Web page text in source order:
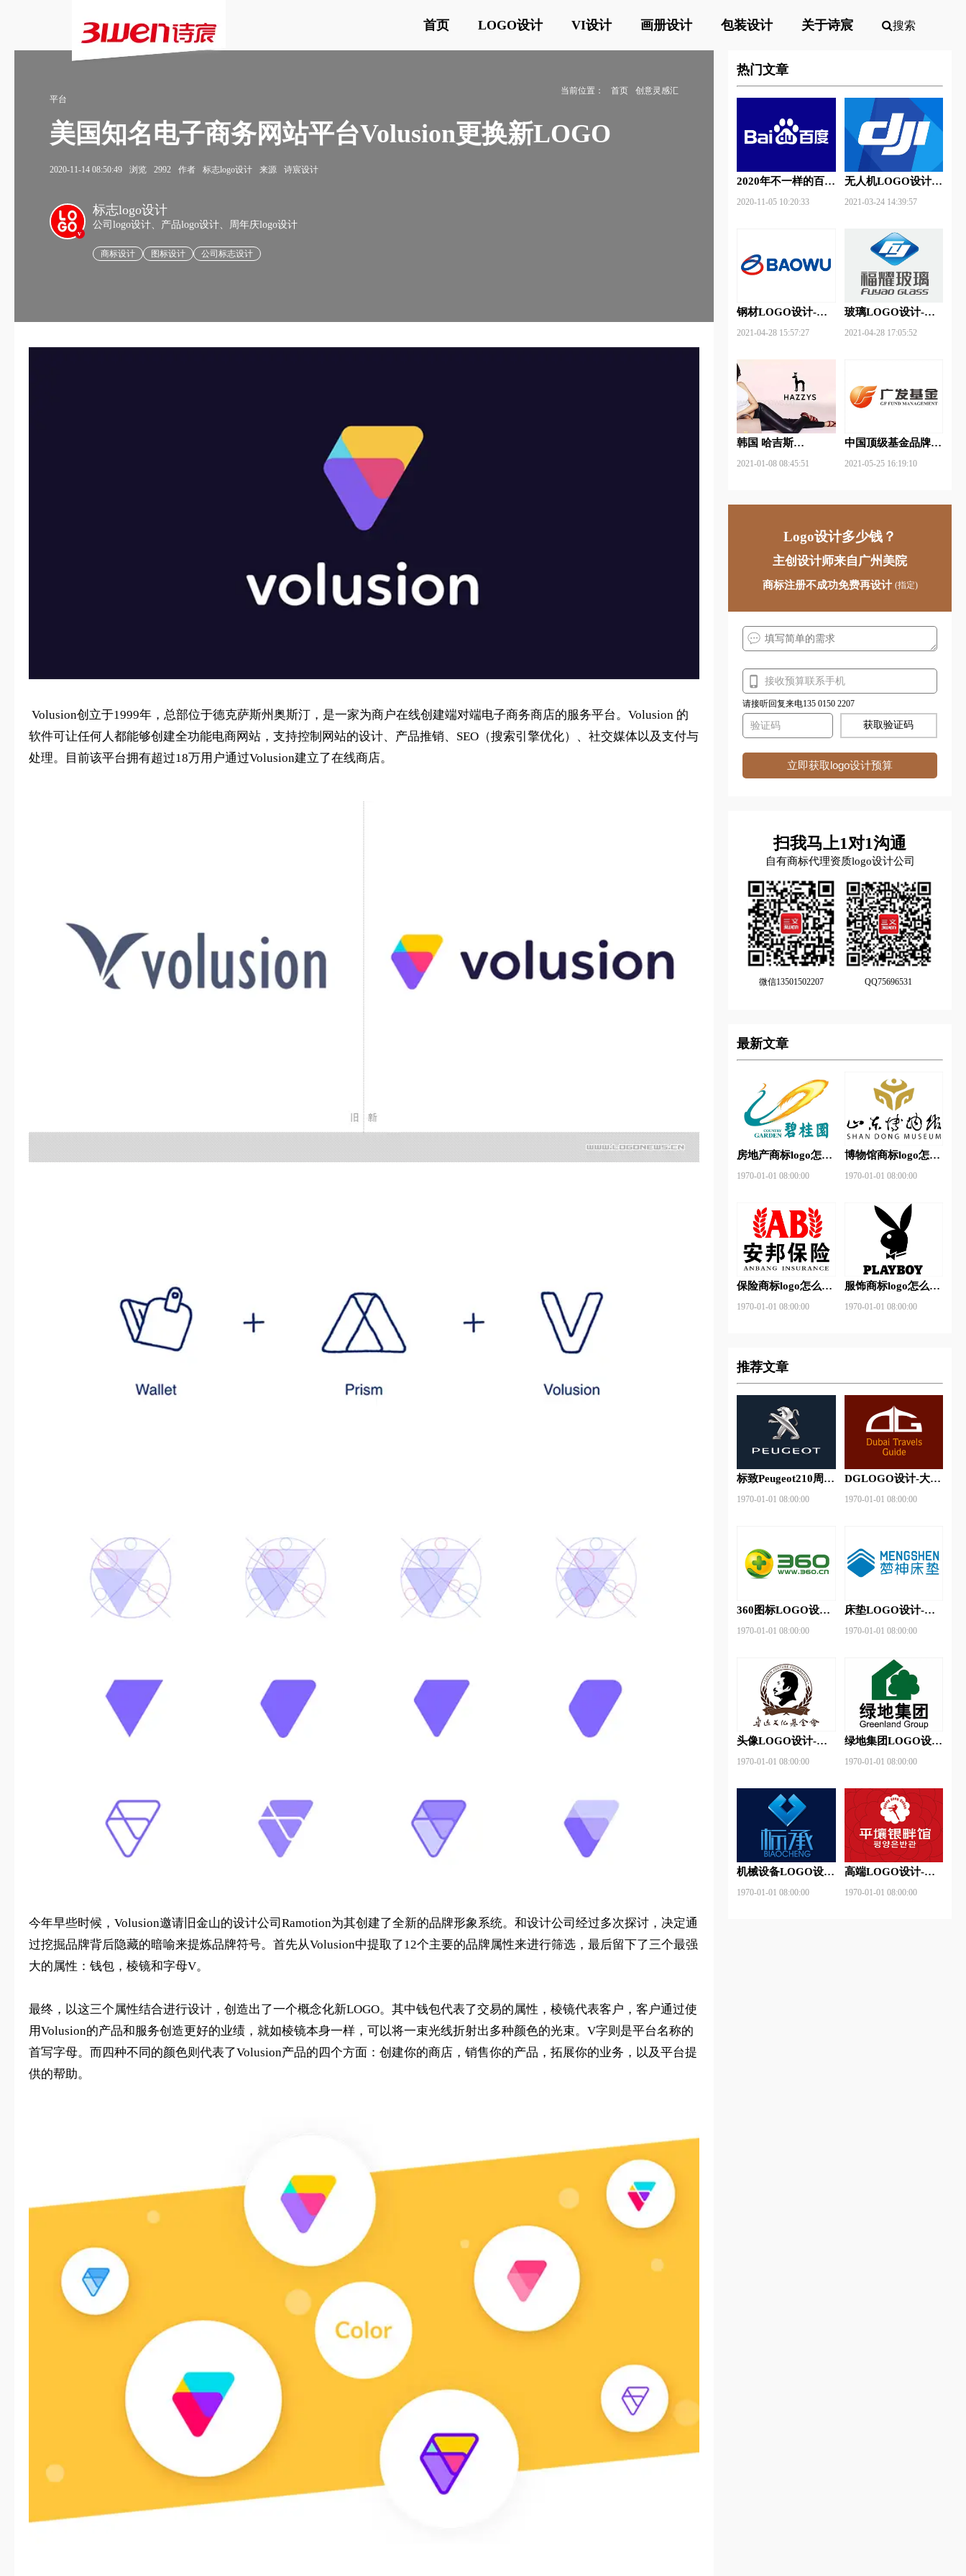
首页 LOGO设计 VI设计 画册设计 包装设计 关于诗宸 搜索
当前位置： 首页
创意灵感汇
平台
美国知名电子商务网站平台Volusion更换新LOGO
2020-11-14 08:50:49 浏览 2992 作者 标志logo设计 来源 诗宸设计
v
标志logo设计
公司logo设计、产品logo设计、周年庆logo设计
商标设计 图标设计 公司标志设计
Volusion创立于1999年，总部位于德克萨斯州奥斯汀，是一家为商户在线创建端对端电子商务商店的服务平台。Volusion 的
软件可让任何人都能够创建全功能电商网站，支持控制网站的设计、产品推销、SEO（搜索引擎优化）、社交媒体以及支付与
处理。目前该平台拥有超过18万用户通过Volusion建立了在线商店。
今年早些时候，Volusion邀请旧金山的设计公司Ramotion为其创建了全新的品牌形象系统。和设计公司经过多次探讨，决定通
过挖掘品牌背后隐藏的暗喻来提炼品牌符号。首先从Volusion中提取了12个主要的品牌属性来进行筛选，最后留下了三个最强
大的属性：钱包，棱镜和字母V。
最终，以这三个属性结合进行设计，创造出了一个概念化新LOGO。其中钱包代表了交易的属性，棱镜代表客户，客户通过使
用Volusion的产品和服务创造更好的业绩，就如棱镜本身一样，可以将一束光线折射出多种颜色的光束。V字则是平台名称的
首写字母。而四种不同的颜色则代表了Volusion产品的四个方面：创建你的商店，销售你的产品，拓展你的业务，以及平台提
供的帮助。
热门文章
2020年不一样的百度
2020-11-05 10:20:33
无人机LOGO设计-
计
2021-03-24 14:39:57
钢材LOGO设计-宝
2021-04-28 15:57:27
玻璃LOGO设计-
logo设计
2021-04-28 17:05:52
韩国 哈吉斯
更新LOGO
2021-01-08 08:45:51
中国顶级基金品牌
领先品牌
2021-05-25 16:19:10
Logo设计多少钱？
主创设计师来自广州美院
商标注册不成功免费再设计 (指定)
请接听回复来电135 0150 2207
获取验证码
立即获取logo设计预算
扫我马上1对1沟通
自有商标代理资质logo设计公司
微信13501502207 QQ75696531
最新文章
房地产商标logo怎么
地品牌logo设计
1970-01-01 08:00:00
博物馆商标logo怎么
首都博物馆品牌logo
1970-01-01 08:00:00
保险商标logo怎么
保险品牌logo设计
1970-01-01 08:00:00
服饰商标logo怎么
品牌logo设计
1970-01-01 08:00:00
推荐文章
标致Peugeot210周年
1970-01-01 08:00:00
DGLOGO设计-大观
1970-01-01 08:00:00
360图标LOGO设计-
logo设计
1970-01-01 08:00:00
床垫LOGO设计-梦
1970-01-01 08:00:00
头像LOGO设计-鲁
计
1970-01-01 08:00:00
绿地集团LOGO设
logo设计
1970-01-01 08:00:00
机械设备LOGO设
logo设计
1970-01-01 08:00:00
高端LOGO设计-平
计
1970-01-01 08:00:00